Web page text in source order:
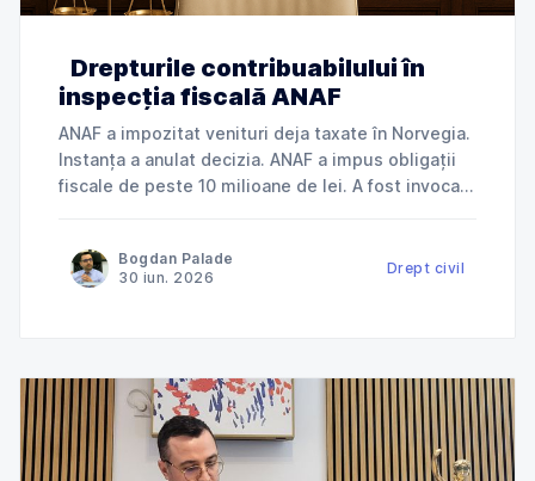
Drepturile contribuabilului în
inspecția fiscală ANAF
ANAF a impozitat venituri deja taxate în Norvegia.
Instanța a anulat decizia. ANAF a impus obligații
fiscale de peste 10 milioane de lei. A fost invocată
dreptate contribuabilului. Jurisprudență explicată
de Cabinet Avocat Bogdan Palade DIN SERIA
Bogdan Palade
30 iun. 2026
Drept civil